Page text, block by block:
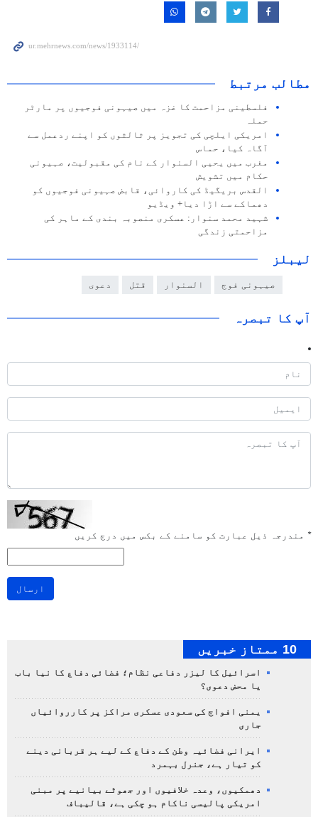
مطالب مرتبط
فلسطینی مزاحمت کا غزہ میں صیہونی فوجیوں پر مارٹر
حملہ
امریکی ایلچی کی تجویز پر ثالثوں کو اپنے ردعمل سے
آگاہ کیا، حماس
مغرب میں یحیی السنوار کے نام کی مقبولیت، صہیونی
حکام میں تشویش
القدس بریگیڈ کی کاروائی، قابض صہیونی فوجیوں کو
دھماکے سے اڑا دیا+ ویڈیو
شہید محمد سنوار: عسکری منصوبہ بندی کے ماہر کی
مزاحمتی زندگی
لیبلز
صیہونی فوج السنوار قتل دعوی
آپ کا تبصرہ
* مندرجہ ذیل عبارت کو سامنے کے بکس میں درج کریں
ارسال
10 ممتاز خبریں
اسرائیل کا لیزر دفاعی نظام؛ فضائی دفاع کا نیا باب
یا محض دعوی؟
یمنی افواج کی سعودی عسکری مراکز پر کارروائیاں
جاری
ایرانی فضائیہ وطن کے دفاع کے لیے ہر قربانی دینے
کو تیار ہے، جنرل بہمرد
دھمکیوں، وعدہ خلافیوں اور جھوٹے بیانیے پر مبنی
امریکی پالیسی ناکام ہو چکی ہے، قالیباف